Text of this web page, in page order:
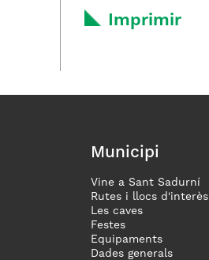
Imprimir
Municipi
Vine a Sant Sadurní
Rutes i llocs d'interès
Les caves
Festes
Equipaments
Dades generals